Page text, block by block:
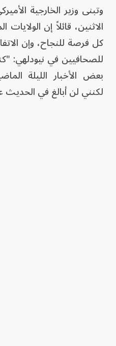
وتبنى وزير الخارجية
الاثنين، قائلاً إن
كل فرصة للنجاح، وإن
للصحافيين في نيودلهي:
بعض الأخبار الليلة
لكنني لن أبالغ في